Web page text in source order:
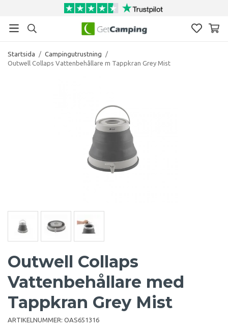
Startsida / Campingutrustning
/
Outwell Collaps Vattenbehållare m Tappkran Grey Mist
Outwell Collaps
Vattenbehållare med
Tappkran Grey Mist
ARTIKELNUMMER: OAS651316